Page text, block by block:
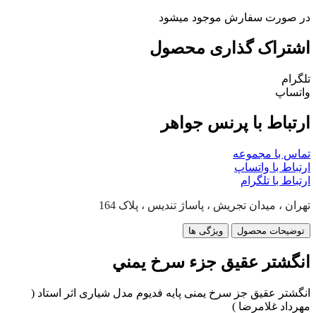
در صورت سفارش موجود میشود
اشتراک گذاری محصول
تلگرام
واتساپ
ارتباط با پرنس جواهر
تماس با مجموعه
ارتباط با واتساپ
ارتباط با تلگرام
تهران ، میدان تجریش ، پاساژ تندیس ، پلاک 164
توضیحات محصول ویژگی ها
انگشتر عقيق جزء سرخ يمني
انگشتر عقیق جز سرخ یمنی پایه فدیوم مدل شیاری اثر استاد (
مهرداد غلامرضا )